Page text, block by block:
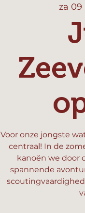
za
Voor onze jongste
centraal! In de
kanoën we door
spannende